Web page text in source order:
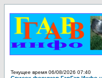
Текущее время 06/08/2026 07:40